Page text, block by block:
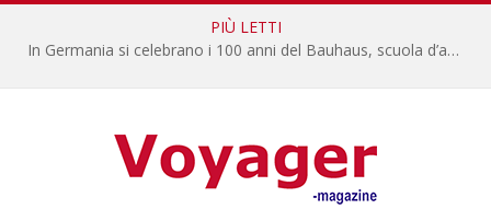
PIÙ LETTI
In Germania si celebrano i 100 anni del Bauhaus, scuola d’architettura, arte, design